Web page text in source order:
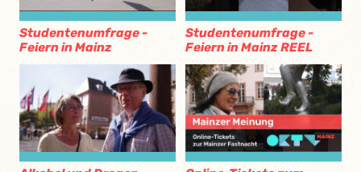
Studentenumfrage -
Feiern in Mainz
Studentenumfrage -
Feiern in Mainz REEL